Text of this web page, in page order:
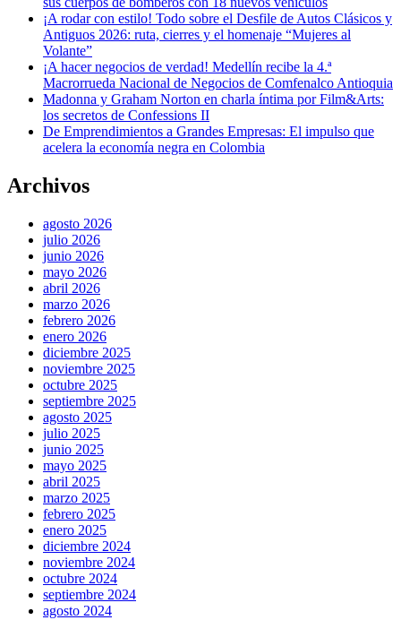
¡A rodar con estilo! Todo sobre el Desfile de Autos Clásicos y
Antiguos 2026: ruta, cierres y el homenaje “Mujeres al
Volante”
¡A hacer negocios de verdad! Medellín recibe la 4.ª
Macrorrueda Nacional de Negocios de Comfenalco Antioquia
Madonna y Graham Norton en charla íntima por Film&Arts:
los secretos de Confessions II
De Emprendimientos a Grandes Empresas: El impulso que
acelera la economía negra en Colombia
Archivos
agosto 2026
julio 2026
junio 2026
mayo 2026
abril 2026
marzo 2026
febrero 2026
enero 2026
diciembre 2025
noviembre 2025
octubre 2025
septiembre 2025
agosto 2025
julio 2025
junio 2025
mayo 2025
abril 2025
marzo 2025
febrero 2025
enero 2025
diciembre 2024
noviembre 2024
octubre 2024
septiembre 2024
agosto 2024